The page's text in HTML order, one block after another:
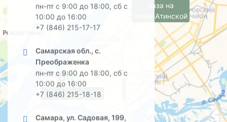
пн-пт с 9:00 до 18:00, сб с
10:00 до 16:00
+7 (846) 215-17-17
Самарская обл., с.
Преображенка
пн-пт с 9:00 до 18:00, сб с
10:00 до 16:00
+7 (846) 215-18-18
Самара, ул. Садовая, 199,
офис на Садовой
база на
Алма-Атинской